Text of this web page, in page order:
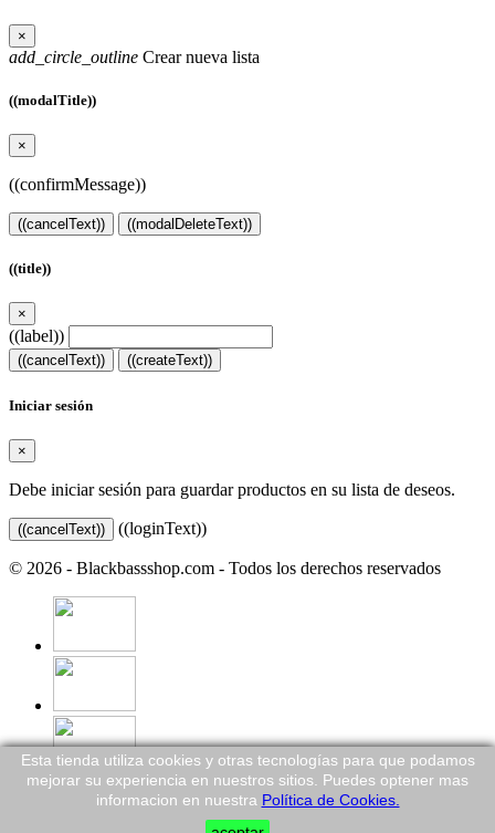
×
add_circle_outline Crear nueva lista
((modalTitle))
×
((confirmMessage))
((cancelText)) ((modalDeleteText))
((title))
×
((label))
((cancelText)) ((createText))
Iniciar sesión
×
Debe iniciar sesión para guardar productos en su lista de deseos.
((cancelText)) ((loginText))
Esta tienda utiliza cookies y otras tecnologías para que podamos
mejorar su experiencia en nuestros sitios. Puedes optener mas
informacion en nuestra Política de Cookies.
© 2026 - Blackbassshop.com - Todos los derechos reservados